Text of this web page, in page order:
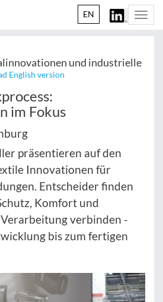
EN
und industrielle
English version
im Fokus
präsentieren auf den
Innovationen für
Entscheider finden
Komfort und
verbinden -
bis zum fertigen